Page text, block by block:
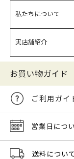
私たちについて
実店舗紹介
お買い物ガイド
ご利用ガイ
営業日につ
送料について